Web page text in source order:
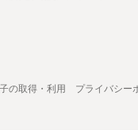
の取得・利用 プライバシー